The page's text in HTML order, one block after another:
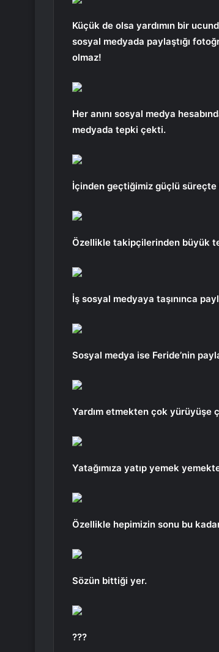
Küçük de olsa yardımın bir
sosyal medyada paylaştığı
olmaz!
Her anını sosyal medya
medyada tepki çekti.
İçinden geçtiğimiz güçlü süreçte
Özellikle takipçilerinden büyük
İş sosyal medyaya taşınınca
Sosyal medya ise Feride’nin
Yardım etmekten çok yürüyüşe
Yatağımıza yatıp yemek
Özellikle hepimizin sonu bu
Sözün bittiği yer.
???